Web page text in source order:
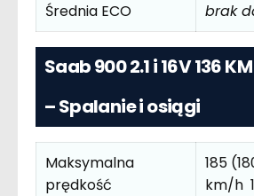
Średnia ECO
brak
Saab 900 2.1 i 16V 136
– Spalanie i osiągi
Maksymalna
prędkość
185
km/h